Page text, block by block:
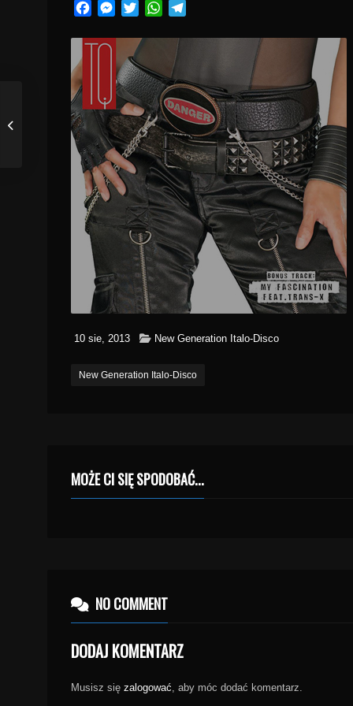
FacebookMessenger
TwitterWhatsApp
10 sie, 2013 New Generation Italo-Disco
New Generation Italo-Disco
MOŻE CI SIĘ SPODOBAĆ...
NO COMMENT
DODAJ KOMENTARZ
Musisz się zalogować, aby móc dodać komentarz.